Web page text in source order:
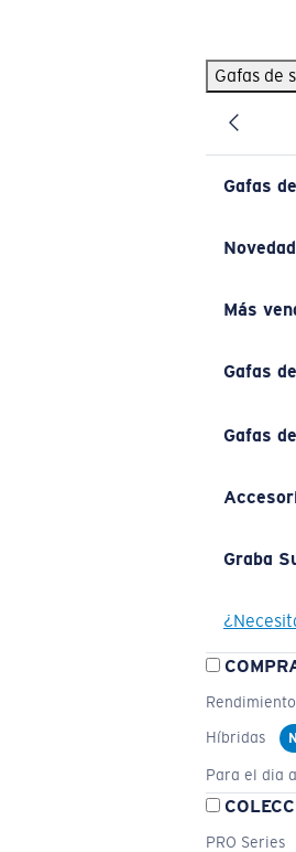
Gafas de
Gafas
Más
Gafas
Gafas
Graba
Rendimiento
Híbridas
Para el dia
PRO Series
BÚSQUEDAS POPULARES
Pilothouse PRO Limited Edition Pack
Gafas de sol personalizadas
Los más vendidos de gafas de sol